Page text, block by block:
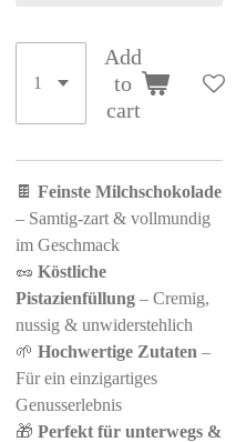
Add
to
cart
🍫 Feinste Milchschokolade
– Samtig-zart & vollmundig
im Geschmack
🥜 Köstliche
Pistazienfüllung – Cremig,
nussig & unwiderstehlich
🌱 Hochwertige Zutaten –
Für ein einzigartiges
Genusserlebnis
🎁 Perfekt für unterwegs &